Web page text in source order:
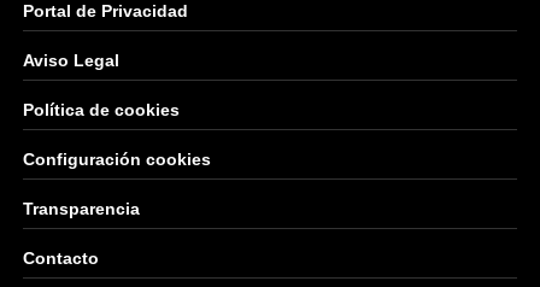
Portal de Privacidad
Aviso Legal
Política de cookies
Configuración cookies
Transparencia
Contacto